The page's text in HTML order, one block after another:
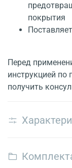
покрытия
Перед
инструкцией
получить